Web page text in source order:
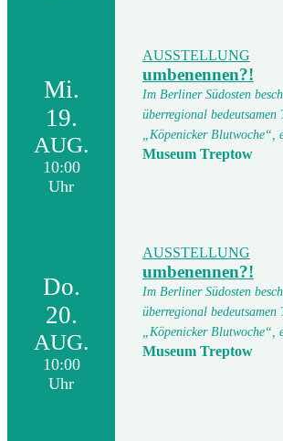
Mi.
19.
AUG.
10:00
Uhr
AUSSTELLUNG
umbenennen?!
Im Berliner Südosten
überregional
„Köpenicker Blutwoche“,
Museum Treptow
Do.
20.
AUG.
10:00
Uhr
AUSSTELLUNG
umbenennen?!
Im Berliner Südosten
überregional
„Köpenicker Blutwoche“,
Museum Treptow